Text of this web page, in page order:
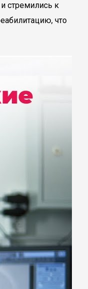
стремились к
что